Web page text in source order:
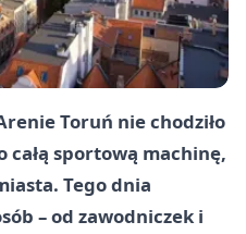
Toruń nie chodziło
całą sportową machinę,
Tego dnia
– od zawodniczek i